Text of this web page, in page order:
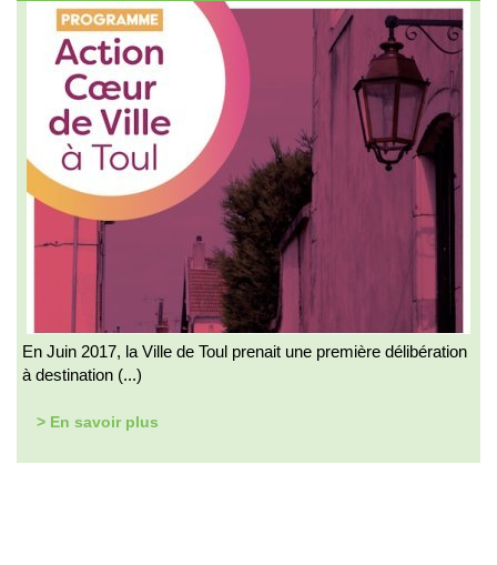
En Juin 2017, la Ville de Toul prenait une première délibération
à destination (...)
> En savoir plus